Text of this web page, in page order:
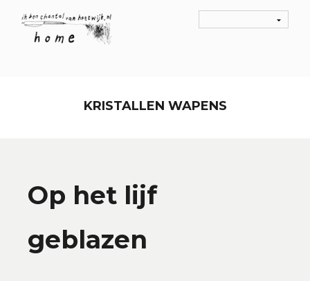
KRISTALLEN WAPENS
Op het lijf
geblazen